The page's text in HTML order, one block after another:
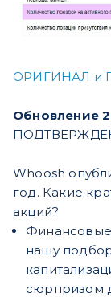
ОРИГИНАЛ и
Обновление
Whoosh
год. Какие
акций?
Финансовые
нашу
сюрпризом